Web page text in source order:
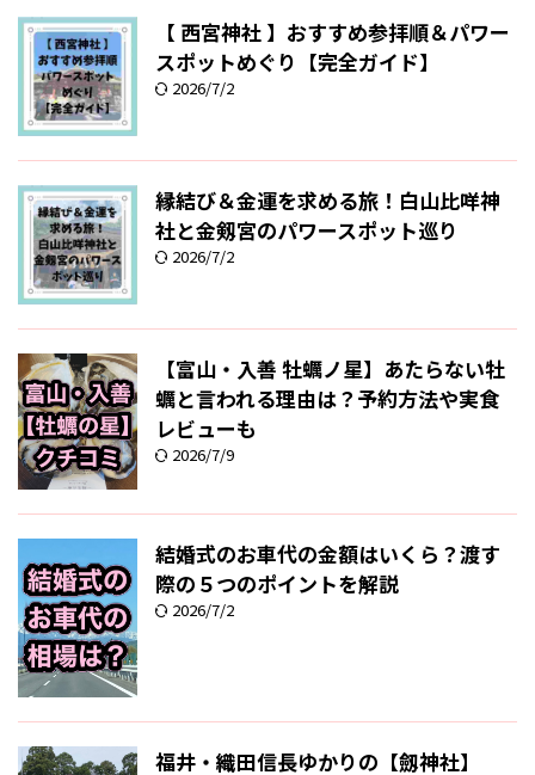
【 西宮神社 】おすすめ参拝順＆パワー
スポットめぐり【完全ガイド】
2026/7/2
縁結び＆金運を求める旅！白山比咩神
社と金剱宮のパワースポット巡り
2026/7/2
【富山・入善 牡蠣ノ星】あたらない牡
蠣と言われる理由は？予約方法や実食
レビューも
2026/7/9
結婚式のお車代の金額はいくら？渡す
際の５つのポイントを解説
2026/7/2
福井・織田信長ゆかりの【劔神社】